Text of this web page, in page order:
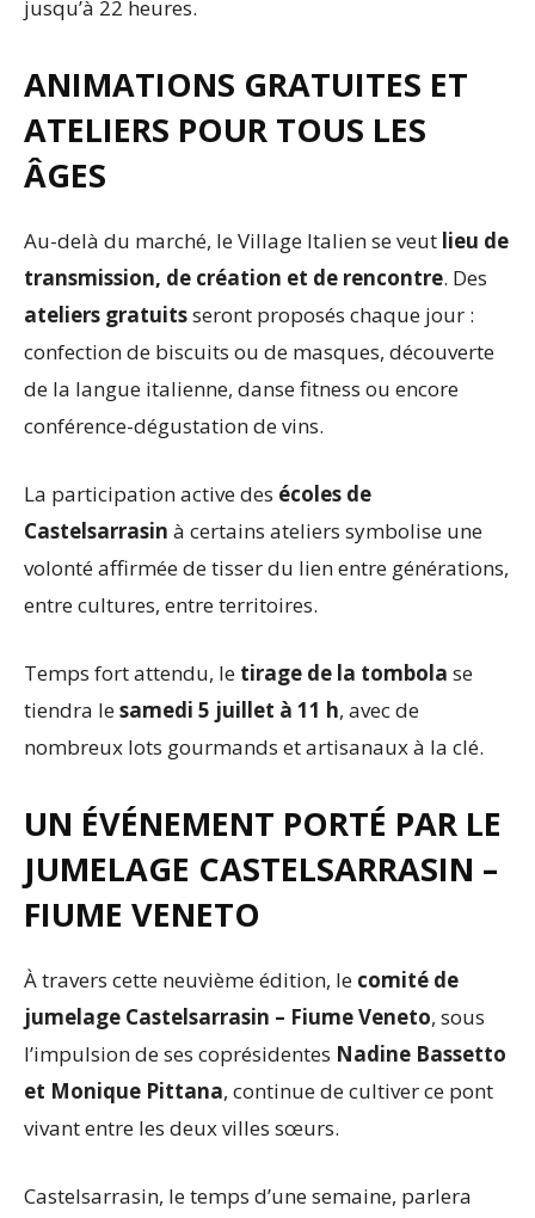
jusqu’à 22 heures.
ANIMATIONS GRATUITES ET
ATELIERS POUR TOUS LES
ÂGES
Au-delà du marché, le Village Italien se veut lieu de
transmission, de création et de rencontre. Des
ateliers gratuitsseront proposés chaque jour :
confection de biscuits ou de masques, découverte
de la langue italienne, danse fitness ou encore
conférence-dégustation de vins.
La participation active des écoles de
Castelsarrasin à certains ateliers symbolise une
volonté affirmée de tisser du lien entre générations,
entre cultures, entre territoires.
Temps fort attendu, le tirage de la tombola se
tiendra lesamedi 5 juillet à 11 h, avec de
nombreux lots gourmands et artisanaux à la clé.
UN ÉVÉNEMENT PORTÉ PAR LE
JUMELAGE CASTELSARRASIN –
FIUME VENETO
À travers cette neuvième édition, le comité de
jumelage Castelsarrasin – Fiume Veneto, sous
l’impulsion de ses coprésidentes Nadine Bassetto
et Monique Pittana, continue de cultiver ce pont
vivant entre les deux villes sœurs.
Castelsarrasin, le temps d’une semaine, parlera